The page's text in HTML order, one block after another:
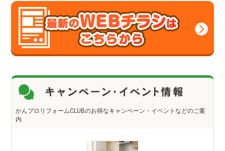
かんプロリフォームCLUBのお得なキャンペーン・イベントなどのご案
内